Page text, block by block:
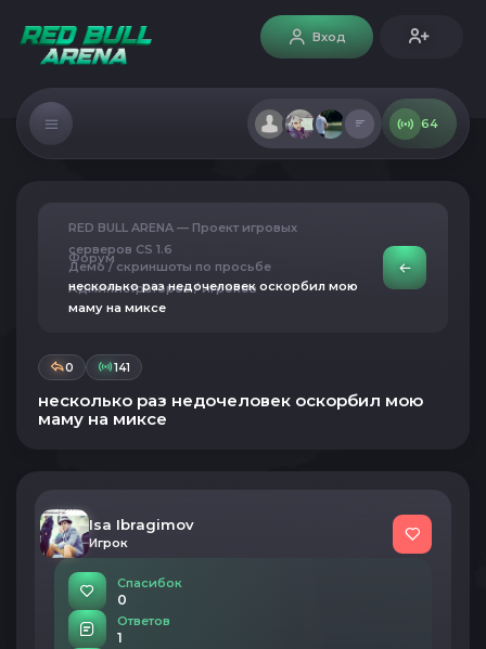
Вход
64
RED BULL ARENA — Проект игровых
серверов CS 1.6
Форум
Демо / скриншоты по просьбе
Администраторов / игроков
несколько раз недочеловек оскорбил мою
маму на миксе
0 141
несколько раз недочеловек оскорбил мою
маму на миксе
Isa Ibragimov
Игрок
Спасибок
0
Ответов
1